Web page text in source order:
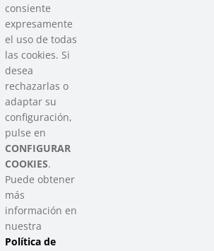
Contacto
info@sareensarea.eu
9 lonja – 48009 Bilbao
946 569 230
Colabora
Hirugarren Sektore Soziala – Tercer
consiente
expresamente
el uso de todas
las cookies. Si
desea
rechazarlas o
adaptar su
configuración,
pulse en
CONFIGURAR
COOKIES.
Puede obtener
más
información en
nuestra
Política de